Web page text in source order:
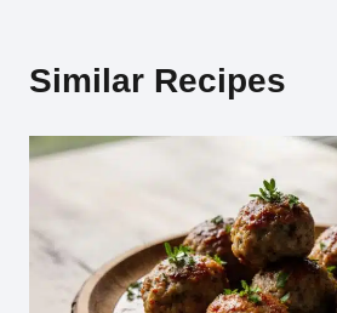
Similar Recipes